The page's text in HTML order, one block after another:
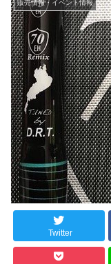
販売情報・イベント情報
Twitter